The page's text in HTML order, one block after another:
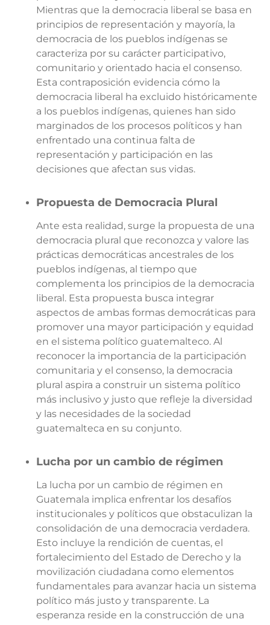
Mientras que la democracia liberal se basa en
principios de representación y mayoría, la
democracia de los pueblos indígenas se
caracteriza por su carácter participativo,
comunitario y orientado hacia el consenso.
Esta contraposición evidencia cómo la
democracia liberal ha excluido históricamente
a los pueblos indígenas, quienes han sido
marginados de los procesos políticos y han
enfrentado una continua falta de
representación y participación en las
decisiones que afectan sus vidas.
Propuesta de Democracia Plural
Ante esta realidad, surge la propuesta de una
democracia plural que reconozca y valore las
prácticas democráticas ancestrales de los
pueblos indígenas, al tiempo que
complementa los principios de la democracia
liberal. Esta propuesta busca integrar
aspectos de ambas formas democráticas para
promover una mayor participación y equidad
en el sistema político guatemalteco. Al
reconocer la importancia de la participación
comunitaria y el consenso, la democracia
plural aspira a construir un sistema político
más inclusivo y justo que refleje la diversidad
y las necesidades de la sociedad
guatemalteca en su conjunto.
Lucha por un cambio de régimen
La lucha por un cambio de régimen en
Guatemala implica enfrentar los desafíos
institucionales y políticos que obstaculizan la
consolidación de una democracia verdadera.
Esto incluye la rendición de cuentas, el
fortalecimiento del Estado de Derecho y la
movilización ciudadana como elementos
fundamentales para avanzar hacia un sistema
político más justo y transparente. La
esperanza reside en la construcción de una